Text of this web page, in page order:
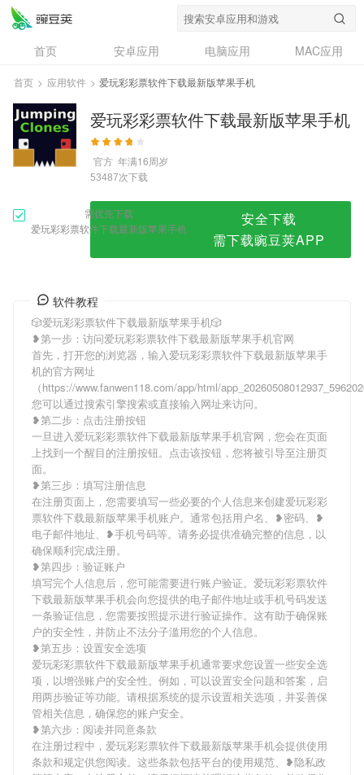
爱玩彩彩票软件下载最新版苹果手机
首页 安卓应用 电脑应用
MAC应用
资讯
专题 设计奖
问答
首页 > 应用软件 > 爱玩彩彩票软件下载最新版苹果手机
爱玩彩彩票软件下载最新版苹果手机
官方 年满16周岁
53487次下载
需优先下载
爱玩彩彩票软件下载最新版苹果手机
安全下载
需下载豌豆荚APP
软件教程
🎲爱玩彩彩票软件下载最新版苹果手机🎲
❥第一步：访问爱玩彩彩票软件下载最新版苹果手机官网
首先，打开您的浏览器，输入爱玩彩彩票软件下载最新版苹果手
机的官方网址
（https://www.fanwen118.com/app/html/
您可以通过搜索引擎搜索或直接输入网址来访问。
❥第二步：点击注册按钮
一旦进入爱玩彩彩票软件下载最新版苹果手机官网，您会在页面
上找到一个醒目的注册按钮。点击该按钮，您将被引导至注册页
面。
❥第三步：填写注册信息
在注册页面上，您需要填写一些必要的个人信息来创建爱玩彩彩
票软件下载最新版苹果手机账户。通常包括用户名、❥密码、❥
电子邮件地址、❥手机号码等。请务必提供准确完整的信息，以
确保顺利完成注册。
❥第四步：验证账户
填写完个人信息后，您可能需要进行账户验证。爱玩彩彩票软件
下载最新版苹果手机会向您提供的电子邮件地址或手机号码发送
一条验证信息，您需要按照提示进行验证操作。这有助于确保账
户的安全性，并防止不法分子滥用您的个人信息。
❥第五步：设置安全选项
爱玩彩彩票软件下载最新版苹果手机通常要求您设置一些安全选
项，以增强账户的安全性。例如，可以设置安全问题和答案，启
用两步验证等功能。请根据系统的提示设置相关选项，并妥善保
管相关信息，确保您的账户安全。
❥第六步：阅读并同意条款
在注册过程中，爱玩彩彩票软件下载最新版苹果手机会提供使用
条款和规定供您阅读。这些条款包括平台的使用规范、❥隐私政